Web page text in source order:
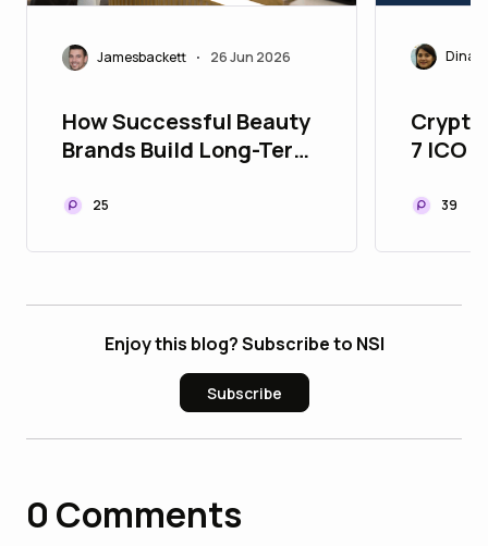
Jamesbackett • 26 Jun 2026
How Successful Beauty
Brands Build Long-Term
25
7 ICO
39
Enjoy this blog? Subscribe to NSI
Subscribe
0 Comments